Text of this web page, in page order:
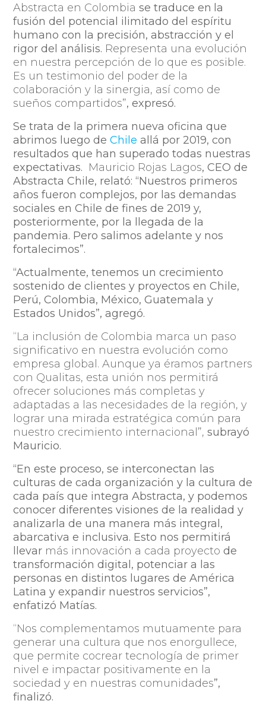
Abstracta en Colombia se traduce en la
fusión del potencial ilimitado del espíritu
humano con la precisión, abstracción y el
rigor del análisis. Representa una evolución
en nuestra percepción de lo que es posible.
Es un testimonio del poder de la
colaboración y la sinergia, así como de
sueños compartidos”, expresó.
Se trata de la primera nueva oficina que
abrimos luego deChile allá por 2019, con
resultados que han superado todas nuestras
expectativas. Mauricio Rojas Lagos, CEO de
Abstracta Chile, relató: “Nuestros primeros
años fueron complejos, por las demandas
sociales en Chile de fines de 2019 y,
posteriormente, por la llegada de la
pandemia. Pero salimos adelante y nos
fortalecimos”.
“Actualmente, tenemos un crecimiento
sostenido de clientes y proyectos en Chile,
Perú, Colombia, México, Guatemala y
Estados Unidos”, agregó.
“La inclusión de Colombia marca un paso
significativo en nuestra evolución como
empresa global. Aunque ya éramos partners
con Qualitas, esta unión nos permitirá
ofrecer soluciones más completas y
adaptadas a las necesidades de la región, y
lograr una mirada estratégica común para
nuestro crecimiento internacional”, subrayó
Mauricio.
“En este proceso, se interconectan las
culturas de cada organización y la cultura de
cada país que integra Abstracta, y podemos
conocer diferentes visiones de la realidad y
analizarla de una manera más integral,
abarcativa e inclusiva. Esto nos permitirá
llevar más innovación a cada proyectode
transformación digital, potenciar a las
personas en distintos lugares de América
Latina y expandir nuestros servicios”,
enfatizó Matías.
“Nos complementamos mutuamente para
generar una cultura que nos enorgullece,
que permite cocrear tecnología de primer
nivel e impactar positivamente en la
sociedad y en nuestras comunidades”,
finalizó.